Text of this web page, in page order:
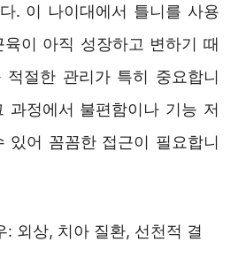
. 이 나이대에서 틀니를 사용
이 아직 성장하고 변하기 때
적절한 관리가 특히 중요합니
과정에서 불편함이나 기능 저
있어 꼼꼼한 접근이 필요합니
: 외상, 치아 질환, 선천적 결